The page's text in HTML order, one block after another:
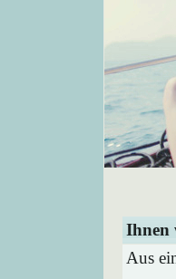
Ihnen
Aus